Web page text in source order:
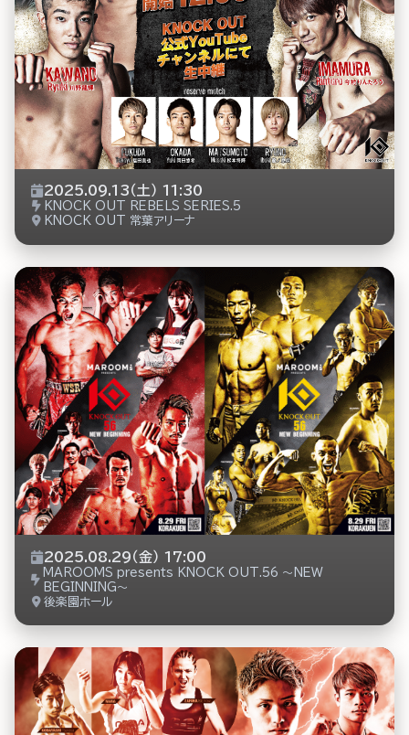
2025.09.13（土） 11:30
KNOCK OUT REBELS SERIES.5
KNOCK OUT 常葉アリーナ
2025.08.29（金） 17:00
MAROOMS presents KNOCK OUT.56 ～NEW
BEGINNING～
後楽園ホール